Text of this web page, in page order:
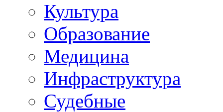
Культура
Образование
Медицина
Инфраструктура
Судебные